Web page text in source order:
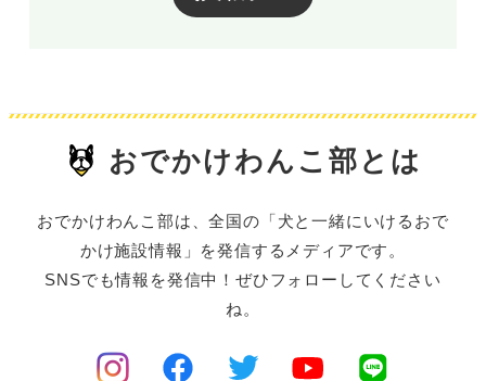
おでかけわんこ部とは
おでかけわんこ部は、全国の「犬と一緒にいけるおで
かけ施設情報」を発信するメディアです。
SNSでも情報を発信中！ぜひフォローしてください
ね。